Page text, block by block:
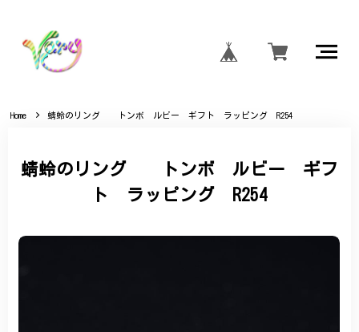
Home 蜻蛉のリング トンボ ルビー ギフト ラッピング R254
蜻蛉のリング トンボ ルビー ギフ
ト ラッピング R254